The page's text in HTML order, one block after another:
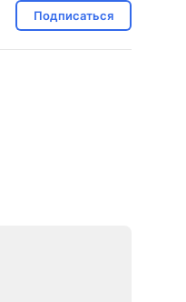
Подписаться